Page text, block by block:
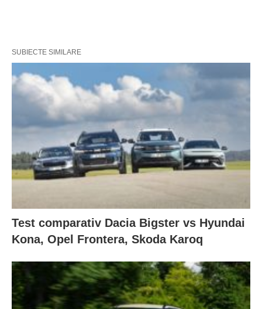
SUBIECTE SIMILARE
Test comparativ Dacia Bigster vs Hyundai
Kona, Opel Frontera, Skoda Karoq